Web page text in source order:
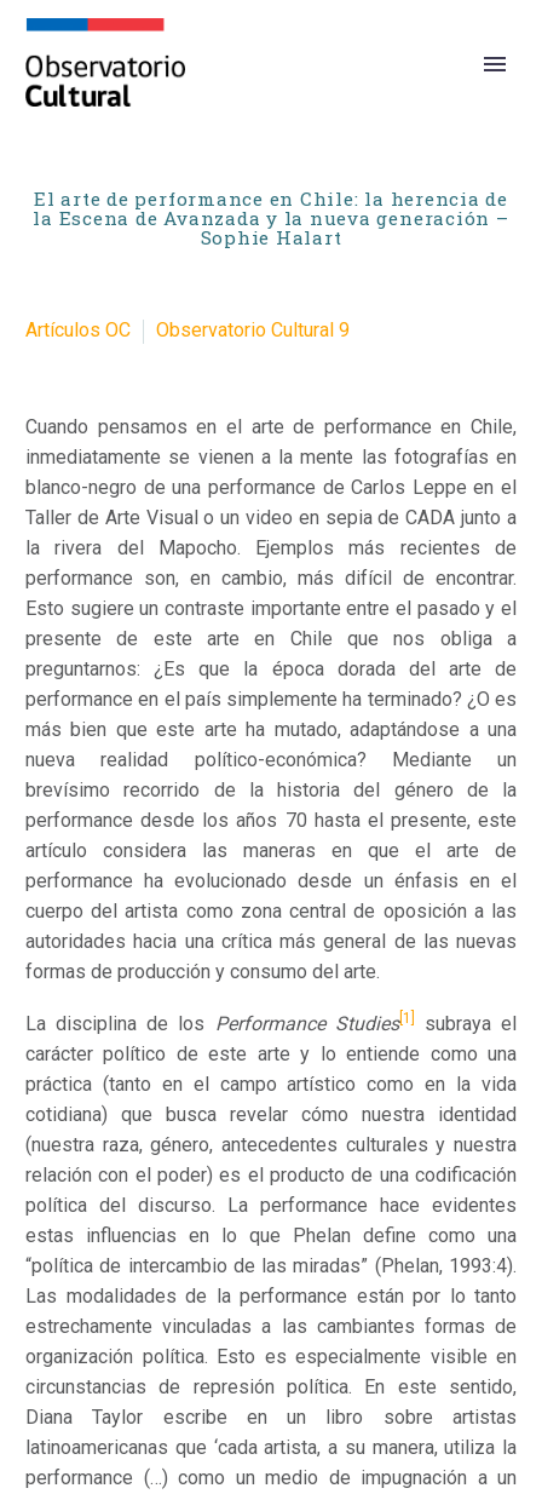
El arte de performance en Chile: la herencia de
la Escena de Avanzada y la nueva generación –
Sophie Halart
Artículos OC Observatorio Cultural 9
Cuando pensamos en el arte de performance en Chile,
inmediatamente se vienen a la mente las fotografías en
blanco-negro de una performance de Carlos Leppe en el
Taller de Arte Visual o un video en sepia de CADA junto a
la rivera del Mapocho. Ejemplos más recientes de
performance son, en cambio, más difícil de encontrar.
Esto sugiere un contraste importante entre el pasado y el
presente de este arte en Chile que nos obliga a
preguntarnos: ¿Es que la época dorada del arte de
performance en el país simplemente ha terminado? ¿O es
más bien que este arte ha mutado, adaptándose a una
nueva realidad político-económica? Mediante un
brevísimo recorrido de la historia del género de la
performance desde los años 70 hasta el presente, este
artículo considera las maneras en que el arte de
performance ha evolucionado desde un énfasis en el
cuerpo del artista como zona central de oposición a las
autoridades hacia una crítica más general de las nuevas
formas de producción y consumo del arte.
La disciplina de los Performance Studies[1]
subraya el
carácter político de este arte y lo entiende como una
práctica (tanto en el campo artístico como en la vida
cotidiana) que busca revelar cómo nuestra identidad
(nuestra raza, género, antecedentes culturales y nuestra
relación con el poder) es el producto de una codificación
política del discurso. La performance hace evidentes
estas influencias en lo que Phelan define como una
“política de intercambio de las miradas” (Phelan, 1993:4).
Las modalidades de la performance están por lo tanto
estrechamente vinculadas a las cambiantes formas de
organización política. Esto es especialmente visible en
circunstancias de represión política. En este sentido,
Diana Taylor escribe en un libro sobre artistas
latinoamericanas que ‘cada artista, a su manera, utiliza la
performance (…) como un medio de impugnación a un